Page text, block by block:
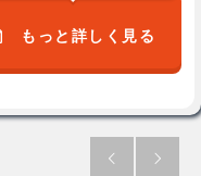
もっと詳しく見る
 